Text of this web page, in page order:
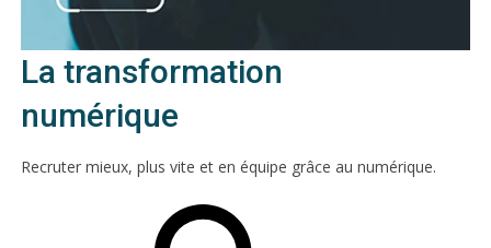
La transformation
numérique
Recruter mieux, plus vite et en équipe grâce au numérique.